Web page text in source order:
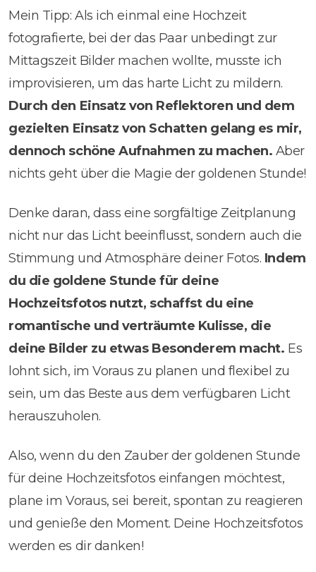
Mein Tipp: Als ich einmal eine Hochzeit
fotografierte, bei der das Paar unbedingt zur
Mittagszeit Bilder machen wollte, musste ich
improvisieren, um das harte Licht zu mildern.
Durch den Einsatz von Reflektoren und dem
gezielten Einsatz von Schatten gelang es mir,
dennoch schöne Aufnahmen zu machen. Aber
nichts geht über die Magie der goldenen Stunde!
Denke daran, dass eine sorgfältige Zeitplanung
nicht nur das Licht beeinflusst, sondern auch die
Stimmung und Atmosphäre deiner Fotos. Indem
du die goldene Stunde für deine
Hochzeitsfotos nutzt, schaffst du eine
romantische und verträumte Kulisse, die
deine Bilder zu etwas Besonderem macht. Es
lohnt sich, im Voraus zu planen und flexibel zu
sein, um das Beste aus dem verfügbaren Licht
herauszuholen.
Also, wenn du den Zauber der goldenen Stunde
für deine Hochzeitsfotos einfangen möchtest,
plane im Voraus, sei bereit, spontan zu reagieren
und genieße den Moment. Deine Hochzeitsfotos
werden es dir danken!